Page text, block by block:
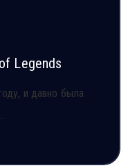
Legends
и давно была